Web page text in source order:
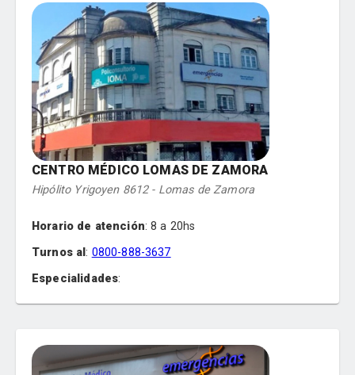
CENTRO MÉDICO LOMAS DE ZAMORA
Hipólito Yrigoyen 8612 - Lomas de Zamora
Horario de atención:8 a 20hs
Turnos al: 0800-888-3637
Especialidades:
Ginecología
Traumatología